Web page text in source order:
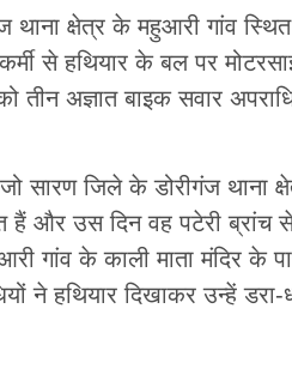
थाना क्षेत्र के महुआरी गांव
से हथियार के बल पर
अज्ञात बाइक सवार
सारण जिले के डोरीगंज थाना
और उस दिन वह पटेरी ब्रांच से
गांव के काली माता मंदिर के
ने हथियार दिखाकर उन्हें